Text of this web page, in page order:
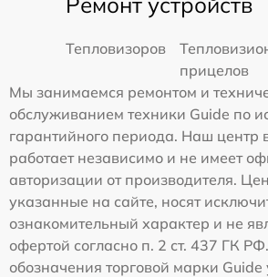
Тепловизоров
прицелов
Мы занимаемся ремонтом и
обслуживанием техники Guide по
гарантийного периода. Наш центр
работает независимо и не имеет
авторизации от производителя.
указанные на сайте, носят
ознакомительный характер и не
офертой согласно п. 2 ст. 437 ГК
обозначения торговой марки